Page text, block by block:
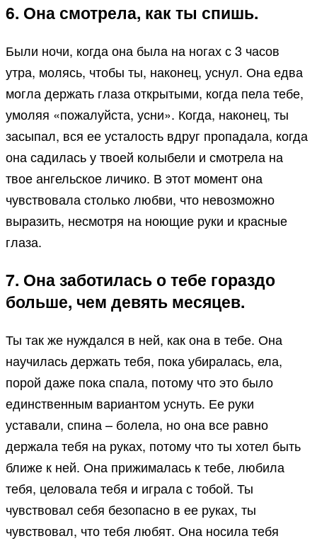
6. Она смотрела, как ты спишь.
Были ночи, когда она была на ногах с 3 часов
утра, молясь, чтобы ты, наконец, уснул. Она едва
могла держать глаза открытыми, когда пела тебе,
умоляя «пожалуйста, усни». Когда, наконец, ты
засыпал, вся ее усталость вдруг пропадала, когда
она садилась у твоей колыбели и смотрела на
твое ангельское личико. В этот момент она
чувствовала столько любви, что невозможно
выразить, несмотря на ноющие руки и красные
глаза.
7. Она заботилась о тебе гораздо
больше, чем девять месяцев.
Ты так же нуждался в ней, как она в тебе. Она
научилась держать тебя, пока убиралась, ела,
порой даже пока спала, потому что это было
единственным вариантом уснуть. Ее руки
уставали, спина – болела, но она все равно
держала тебя на руках, потому что ты хотел быть
ближе к ней. Она прижималась к тебе, любила
тебя, целовала тебя и играла с тобой. Ты
чувствовал себя безопасно в ее руках, ты
чувствовал, что тебя любят. Она носила тебя